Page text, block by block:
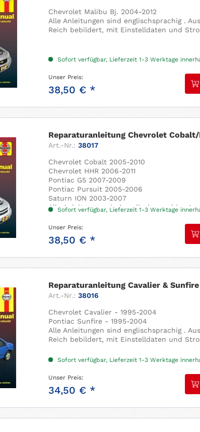
Chevrolet Malibu Bj. 2004-2012
Alle Anleitungen sind englischsprachig .
Reich bebildert, mit Einstelldaten und
Sofort verfügbar, Lieferzeit 1-3 Werktage
Unser Preis:
38,50 € *
Reparaturanleitung Chevrolet
Art.-Nr.: 38017
Chevrolet Cobalt 2005-2010
Chevrolet HHR 2006-2011
Pontiac G5 2007-2009
Pontiac Pursuit 2005-2006
Saturn ION 2003-2007
Alle Anleitungen sind englischsprachig .
Sofort verfügbar, Lieferzeit 1-3 Werktage
Unser Preis:
38,50 € *
Reparaturanleitung Cavalier &
Art.-Nr.: 38016
Chevrolet Cavalier - 1995-2004
Pontiac Sunfire - 1995-2004
Alle Anleitungen sind englischsprachig .
Reich bebildert, mit Einstelldaten und
Sofort verfügbar, Lieferzeit 1-3 Werktage
Unser Preis:
34,50 € *